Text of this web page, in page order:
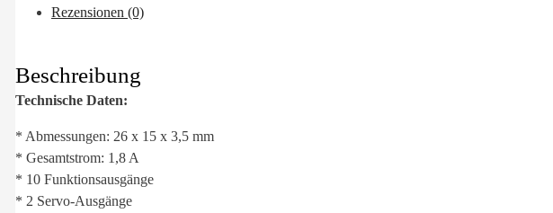
Rezensionen (0)
Beschreibung
Technische Daten:
* Abmessungen: 26 x 15 x 3,5 mm
* Gesamtstrom: 1,8 A
* 10 Funktionsausgänge
* 2 Servo-Ausgänge